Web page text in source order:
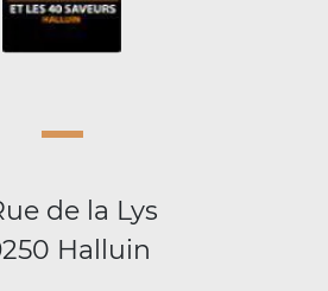
de la Lys
Halluin